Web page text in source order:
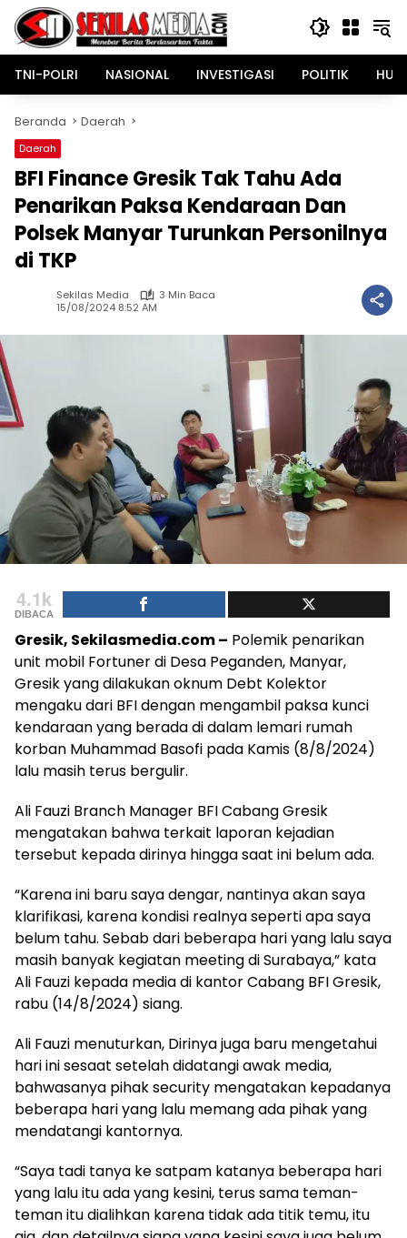
Langsung
konten
TNI-POLRI
NASIONAL INVESTIGASI POLITIK
Beranda Daerah
Daerah
BFI Finance Gresik Tak Tahu Ada
Penarikan Paksa Kendaraan Dan
Polsek Manyar Turunkan Personilnya
di TKP
Sekilas Media
3 Min Baca
15/08/2024 8:52 AM
4.1k
DIBACA
Gresik, Sekilasmedia.com – Polemik penarikan
unit mobil Fortuner di Desa Peganden, Manyar,
Gresik yang dilakukan oknum Debt Kolektor
mengaku dari BFI dengan mengambil paksa kunci
kendaraan yang berada di dalam lemari rumah
korban Muhammad Basofi pada Kamis (8/8/2024)
lalu masih terus bergulir.
Ali Fauzi Branch Manager BFI Cabang Gresik
mengatakan bahwa terkait laporan kejadian
tersebut kepada dirinya hingga saat ini belum ada.
“Karena ini baru saya dengar, nantinya akan saya
klarifikasi, karena kondisi realnya seperti apa saya
belum tahu. Sebab dari beberapa hari yang lalu saya
masih banyak kegiatan meeting di Surabaya,” kata
Ali Fauzi kepada media di kantor Cabang BFI Gresik,
rabu (14/8/2024) siang.
Ali Fauzi menuturkan, Dirinya juga baru mengetahui
hari ini sesaat setelah didatangi awak media,
bahwasanya pihak security mengatakan kepadanya
beberapa hari yang lalu memang ada pihak yang
mendatangi kantornya.
“Saya tadi tanya ke satpam katanya beberapa hari
yang lalu itu ada yang kesini, terus sama teman-
teman itu dialihkan karena tidak ada titik temu, itu